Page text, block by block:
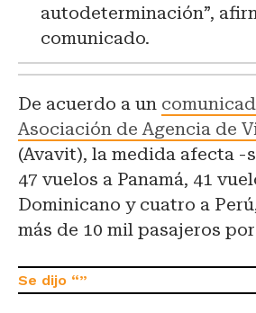
autodeterminación”,
comunicado.
De acuerdo a un
Asociación de Agencia de
(Avavit), la medida afecta -
47 vuelos a Panamá, 41
Dominicano y cuatro a
más de 10 mil pasajeros